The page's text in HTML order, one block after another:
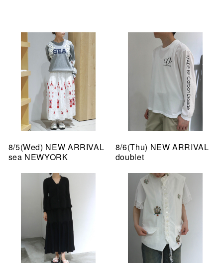
8/5(Wed) NEW ARRIVAL
sea NEWYORK
8/6(Thu) NEW ARRIVAL
doublet